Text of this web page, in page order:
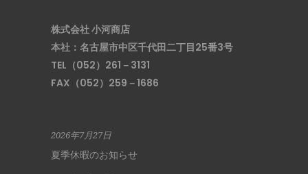
株式会社 小河商店
本社：名古屋市中区千代田二丁目25番3号
TEL（052）261－3131
FAX（052）259－1686
2026年7月27日
夏季休暇のお知らせ